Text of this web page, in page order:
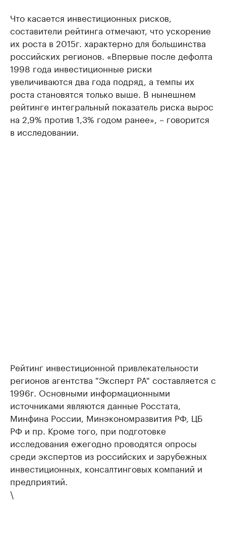
Что касается инвестиционных рисков,
составители рейтинга отмечают, что ускорение
их роста в 2015г. характерно для большинства
российских регионов. «Впервые после дефолта
1998 года инвестиционные риски
увеличиваются два года подряд, а темпы их
роста становятся только выше. В нынешнем
рейтинге интегральный показатель риска вырос
на 2,9% против 1,3% годом ранее», – говорится
в исследовании.
Рейтинг инвестиционной привлекательности
регионов агентства "Эксперт РА" составляется с
1996г. Основными информационными
источниками являются данные Росстата,
Минфина России, Минэкономразвития РФ, ЦБ
РФ и пр. Кроме того, при подготовке
исследования ежегодно проводятся опросы
среди экспертов из российских и зарубежных
инвестиционных, консалтинговых компаний и
предприятий.
\